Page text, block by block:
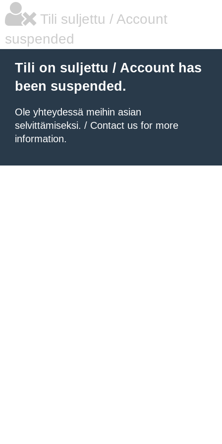
Tili suljettu / Account
suspended
Tili on suljettu / Account has
been suspended.
Ole yhteydessä meihin asian
selvittämiseksi. / Contact us for more
information.